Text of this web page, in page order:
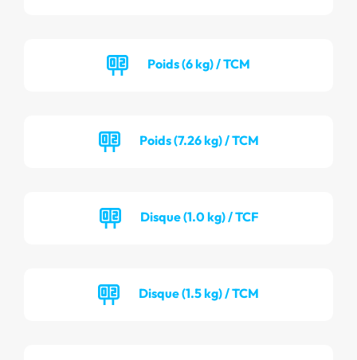
Poids (6 kg) / TCM
Poids (7.26 kg) / TCM
Disque (1.0 kg) / TCF
Disque (1.5 kg) / TCM